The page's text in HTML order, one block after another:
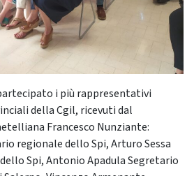
i più rappresentativi
della Cgil, ricevuti dal
Francesco Nunziante:
regionale dello Spi, Arturo Sessa
Spi, Antonio Apadula Segretario